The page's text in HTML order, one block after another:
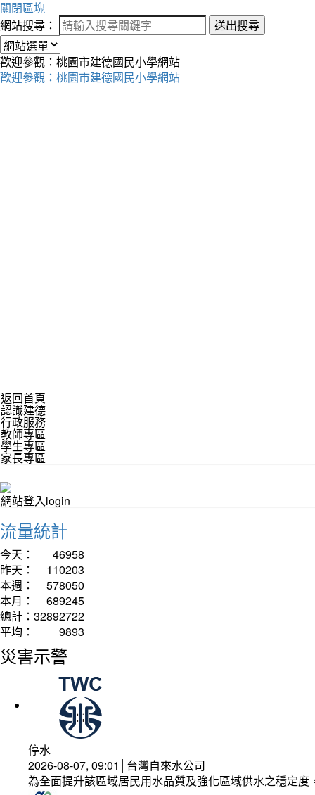
關閉區塊
網站搜尋：
送出搜尋
歡迎參觀：桃園市建德國民小學網站
歡迎參觀：桃園市建德國民小學網站
返回首頁
認識建德
行政服務
教師專區
學生專區
家長專區
網站登入login
流量統計
今天：
46958
昨天：
110203
本週：
578050
本月：
689245
總計： 32892722
平均：
9893
災害示警
停水
2026-08-07, 09:01│台灣自來水公司
為全面提升該區域居民用水品質及強化區域供水之穩定